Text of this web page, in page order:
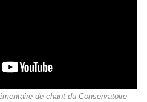
de chant du Conservatoire